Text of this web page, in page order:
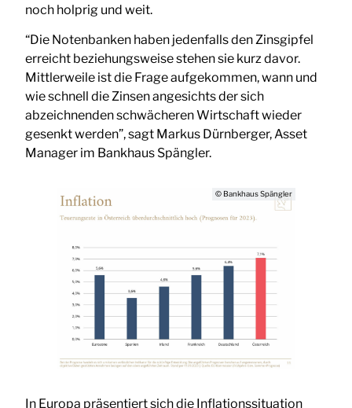
noch holprig und weit.
“Die Notenbanken haben jedenfalls den Zinsgipfel
erreicht beziehungsweise stehen sie kurz davor.
Mittlerweile ist die Frage aufgekommen, wann und
wie schnell die Zinsen angesichts der sich
abzeichnenden schwächeren Wirtschaft wieder
gesenkt werden”, sagt Markus Dürnberger, Asset
Manager im Bankhaus Spängler.
© Bankhaus Spängler
In Europa präsentiert sich die Inflationssituation